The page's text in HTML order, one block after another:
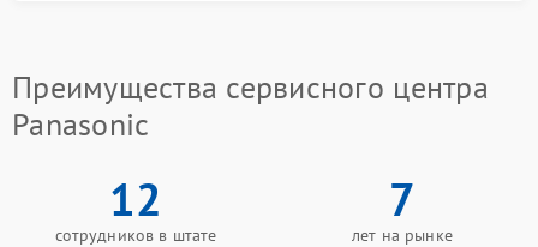
Преимущества сервисного центра
Panasonic
12
сотрудников в штате
7
лет на рынке